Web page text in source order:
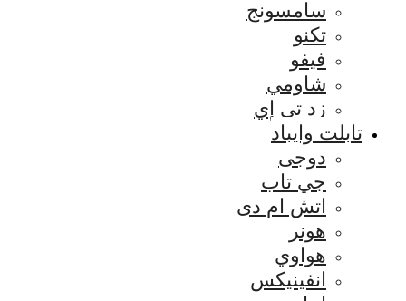
سامسونج
تكنو
فيفو
شاومي
زد تي إي
تابلت وايباد
دوجى
جي تاب
اتش ام دى
هونر
هواوي
انفينيكس